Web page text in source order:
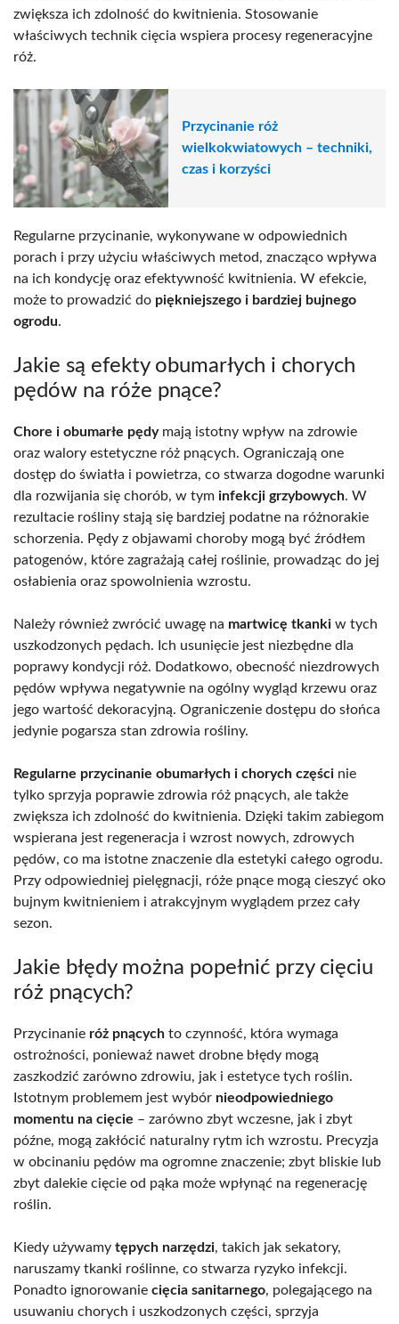
zwiększa ich zdolność do kwitnienia. Stosowanie
właściwych technik cięcia wspiera procesy regeneracyjne
róż.
Przycinanie róż
wielkokwiatowych – techniki,
czas i korzyści
Regularne przycinanie, wykonywane w odpowiednich
porach i przy użyciu właściwych metod, znacząco wpływa
na ich kondycję oraz efektywność kwitnienia. W efekcie,
może to prowadzić do piękniejszego i bardziej bujnego
ogrodu.
Jakie są efekty obumarłych i chorych
pędów na róże pnące?
Chore i obumarłe pędymają istotny wpływ na zdrowie
oraz walory estetyczne róż pnących. Ograniczają one
dostęp do światła i powietrza, co stwarza dogodne warunki
dla rozwijania się chorób, w tym infekcji grzybowych. W
rezultacie rośliny stają się bardziej podatne na różnorakie
schorzenia. Pędy z objawami choroby mogą być źródłem
patogenów, które zagrażają całej roślinie, prowadząc do jej
osłabienia oraz spowolnienia wzrostu.
Należy również zwrócić uwagę na martwicę tkanki w tych
uszkodzonych pędach. Ich usunięcie jest niezbędne dla
poprawy kondycji róż. Dodatkowo, obecność niezdrowych
pędów wpływa negatywnie na ogólny wygląd krzewu oraz
jego wartość dekoracyjną. Ograniczenie dostępu do słońca
jedynie pogarsza stan zdrowia rośliny.
Regularne przycinanie obumarłych i chorych części nie
tylko sprzyja poprawie zdrowia róż pnących, ale także
zwiększa ich zdolność do kwitnienia. Dzięki takim zabiegom
wspierana jest regeneracja i wzrost nowych, zdrowych
pędów, co ma istotne znaczenie dla estetyki całego ogrodu.
Przy odpowiedniej pielęgnacji, róże pnące mogą cieszyć oko
bujnym kwitnieniem i atrakcyjnym wyglądem przez cały
sezon.
Jakie błędy można popełnić przy cięciu
róż pnących?
Przycinanie róż pnących to czynność, która wymaga
ostrożności, ponieważ nawet drobne błędy mogą
zaszkodzić zarówno zdrowiu, jak i estetyce tych roślin.
Istotnym problemem jest wybór nieodpowiedniego
momentu na cięcie – zarówno zbyt wczesne, jak i zbyt
późne, mogą zakłócić naturalny rytm ich wzrostu. Precyzja
w obcinaniu pędów ma ogromne znaczenie; zbyt bliskie lub
zbyt dalekie cięcie od pąka może wpłynąć na regenerację
roślin.
Kiedy używamy tępych narzędzi, takich jak sekatory,
naruszamy tkanki roślinne, co stwarza ryzyko infekcji.
Ponadto ignorowanie cięcia sanitarnego, polegającego na
usuwaniu chorych i uszkodzonych części, sprzyja